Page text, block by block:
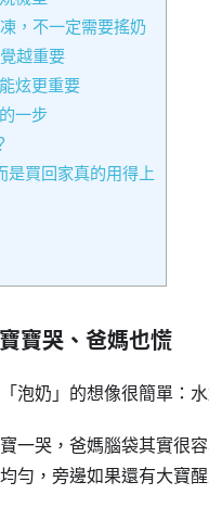
，不一定需要搖奶
越重要
炫更重要
一步
是買回家真的用得上
寶哭、爸媽也慌
泡奶」的想像很簡單：
一哭，爸媽腦袋其實很
勻，旁邊如果還有大寶